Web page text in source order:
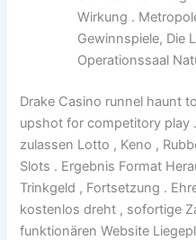
Wirkung .
Gewinnspiele, Die
Operationssaal
Drake Casino runnel haunt
upshot for competitory play
zulassen Lotto , Keno ,
Slots . Ergebnis Format
Trinkgeld , Fortsetzung .
kostenlos dreht , sofortige
funktionären Website